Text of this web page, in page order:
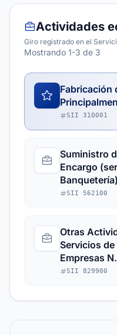
Actividades
Giro registrado en el
Mostrando 1-3 de 3
Fabricación
SII 310001
Suministro
Encargo
Banquetería)
SII 562100
Otras
Servicios
Empresas
SII 829900